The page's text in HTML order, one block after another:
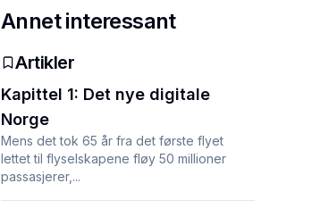
Annet interessant
Artikler
Kapittel 1: Det nye digitale
Norge
Mens det tok 65 år fra det første flyet
lettet til flyselskapene fløy 50 millioner
passasjerer,...